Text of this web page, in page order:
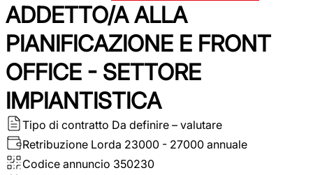
ADDETTO/A ALLA
PIANIFICAZIONE E FRONT
OFFICE - SETTORE
IMPIANTISTICA
Tipo di contratto Da definire – valutare
Retribuzione Lorda 23000 - 27000 annuale
Codice annuncio 350230